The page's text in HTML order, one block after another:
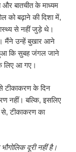
बातचीत के माध्यम
बढ़ाने की दिशा में,
से नहीं जुड़े थे।
मैंने उन्हें बुखार आने
हुआ कि सुबह जंगल जाने
लिए आ गए।
से टीकाकरण के दिन
नहीं। बल्कि, इसलिए
से, टीकाकरण का
दूरी नहीं है।